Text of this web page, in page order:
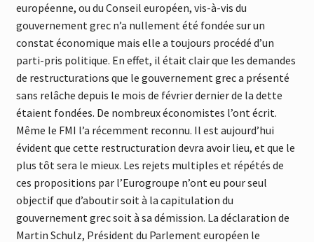
européenne, ou du Conseil européen, vis-à-vis du
gouvernement grec n’a nullement été fondée sur un
constat économique mais elle a toujours procédé d’un
parti-pris politique. En effet, il était clair que les demandes
de restructurations que le gouvernement grec a présenté
sans relâche depuis le mois de février dernier de la dette
étaient fondées. De nombreux économistes l’ont écrit.
Même le FMI l’a récemment reconnu. Il est aujourd’hui
évident que cette restructuration devra avoir lieu, et que le
plus tôt sera le mieux. Les rejets multiples et répétés de
ces propositions par l’Eurogroupe n’ont eu pour seul
objectif que d’aboutir soit à la capitulation du
gouvernement grec soit à sa démission. La déclaration de
Martin Schulz, Président du Parlement européen le